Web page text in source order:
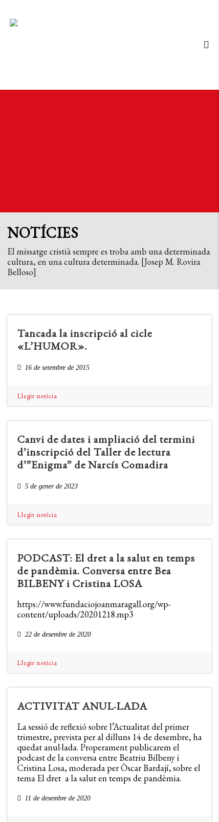
NOTÍCIES
El missatge cristià sempre es troba amb una determinada
cultura, en una cultura determinada. [Josep M. Rovira
Belloso]
Tancada la inscripció al cicle
«L’HUMOR».
16 de setembre de 2015
Llegir notícia
Canvi de dates i ampliació del termini
d’inscripció del Taller de lectura
d’”Enigma” de Narcís Comadira
5 de gener de 2023
Llegir notícia
PODCAST: El dret a la salut en temps
de pandèmia. Conversa entre Bea
BILBENY i Cristina LOSA
https://www.fundaciojoanmaragall.org/wp-
content/uploads/20201218.mp3
22 de desembre de 2020
Llegir notícia
ACTIVITAT ANUL·LADA
La sessió de reflexió sobre l’Actualitat del primer
trimestre, prevista per al dilluns 14 de desembre, ha
quedat anul·lada. Properament publicarem el
podcast de la conversa entre Beatriu Bilbeny i
Cristina Losa, moderada per Òscar Bardají, sobre el
tema El dret a la salut en temps de pandèmia.
11 de desembre de 2020